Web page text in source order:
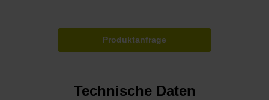
Produktanfrage
Technische Daten